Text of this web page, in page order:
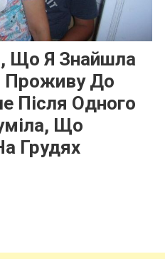
Що Я Знайшла
Проживу До
Після Одного
Що
Грудях